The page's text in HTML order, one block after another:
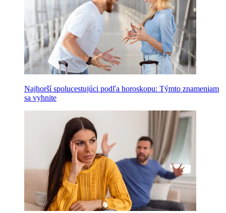
Najhorší spolucestujúci podľa horoskopu: Týmto znameniam
sa vyhnite